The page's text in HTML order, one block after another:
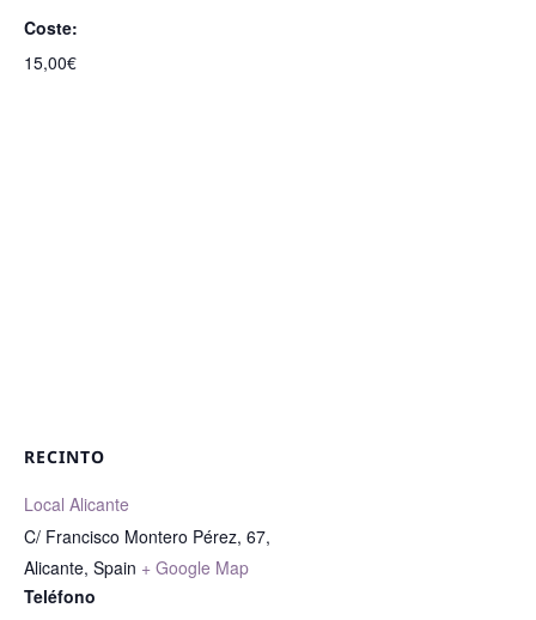
Coste:
15,00€
RECINTO
Local Alicante
C/ Francisco Montero Pérez, 67,
Alicante, Spain + Google Map
Teléfono